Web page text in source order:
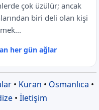
çok üzülür; ancak
biri deli olan kişi
her gün ağlar
• Kuran • Osmanlıca •
• İletişim